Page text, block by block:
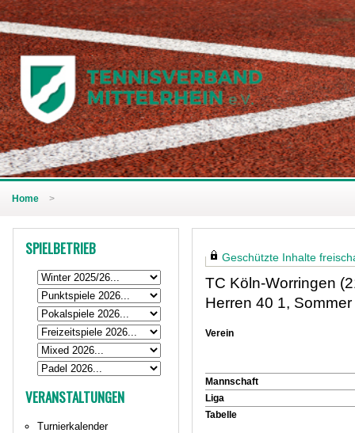
Home >
SPIELBETRIEB
VERANSTALTUNGEN
Turnierkalender
Geschützte Inhalte
TC Köln-Worringen
Herren 40 1,
Verein
Mannschaft
Liga
Tabelle